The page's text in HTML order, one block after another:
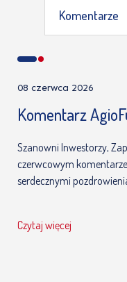
Komentarze
08 czerwca 2026
Komentarz
Szanowni Inwestorzy,
czerwcowym
serdecznymi
Czytaj więcej